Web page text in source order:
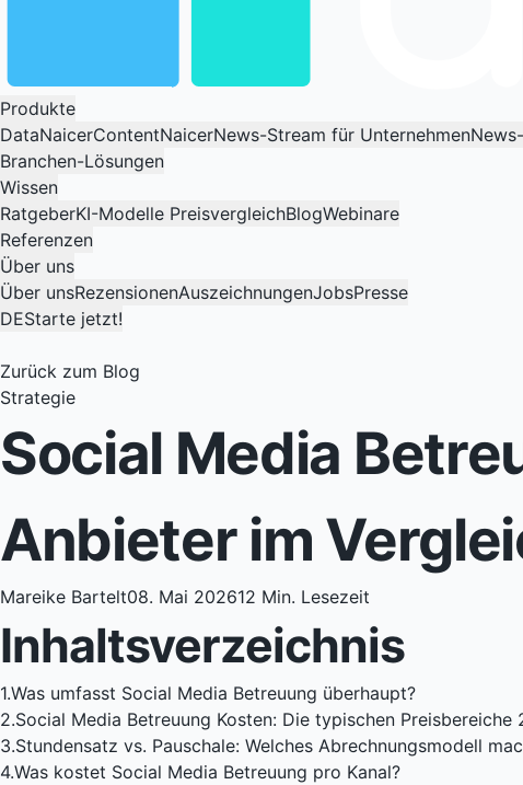
Produkte
DataNaicerContentNaicerNews-Stream für Unternehmen
Branchen-Lösungen
Wissen
RatgeberKI-Modelle PreisvergleichBlogWebinare
Referenzen
Über uns
Über unsRezensionenAuszeichnungenJobsPresse
DEStarte jetzt!
Zurück zum Blog
Strategie
Social Media
Anbieter im
Mareike Bartelt08. Mai 202612 Min. Lesezeit
Inhaltsverzeichnis
1.Was umfasst Social Media Betreuung überhaupt?
2.Social Media Betreuung Kosten: Die typischen Preisbereiche
3.Stundensatz vs. Pauschale: Welches Abrechnungsmodell
4.Was kostet Social Media Betreuung pro Kanal?